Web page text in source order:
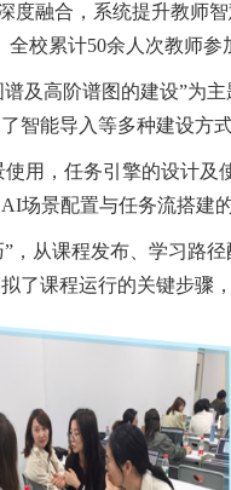
度融合，系统提升教师
校累计50余人次教师参
及高阶谱图的建设”为
智能导入等多种建设方
用，任务引擎的设计及
场景配置与任务流搭建
，从课程发布、学习路
了课程运行的关键步骤